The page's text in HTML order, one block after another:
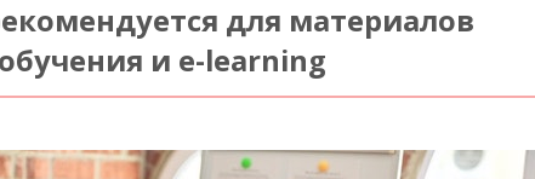
для материалов
и e-learning